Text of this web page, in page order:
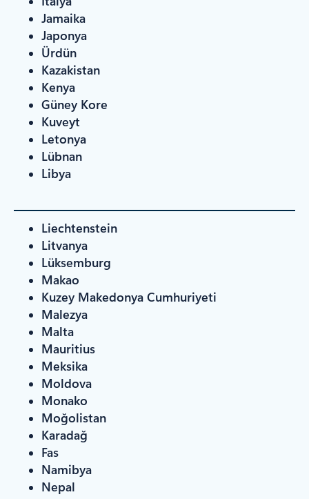
Jamaika
Japonya
Ürdün
Kazakistan
Kenya
Güney Kore
Kuveyt
Letonya
Lübnan
Libya
Liechtenstein
Litvanya
Lüksemburg
Makao
Kuzey Makedonya Cumhuriyeti
Malezya
Malta
Mauritius
Meksika
Moldova
Monako
Moğolistan
Karadağ
Fas
Namibya
Nepal